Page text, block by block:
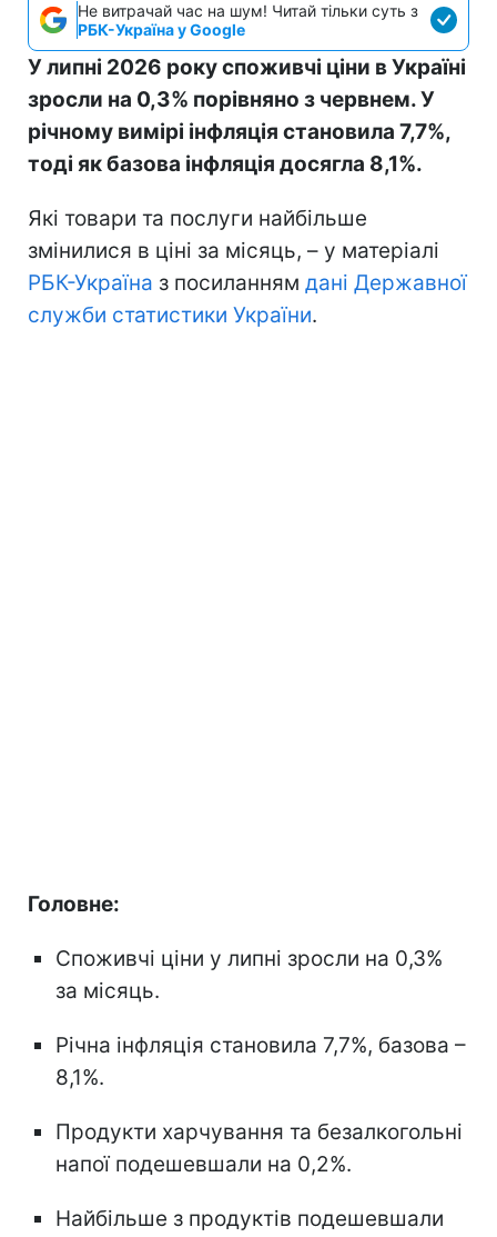
Не витрачай час на шум! Читай тільки суть з
РБК-Україна у Google
У липні 2026 року споживчі ціни в Україні
зросли на 0,3% порівняно з червнем. У
річному вимірі інфляція становила 7,7%,
тоді як базова інфляція досягла 8,1%.
Які товари та послуги найбільше
змінилися в ціні за місяць, – у матеріалі
РБК-Україна з посиланням дані Державної
служби статистики України.
Головне:
Споживчі ціни у липні зросли на 0,3%
за місяць.
Річна інфляція становила 7,7%, базова –
8,1%.
Продукти харчування та безалкогольні
напої подешевшали на 0,2%.
Найбільше з продуктів подешевшали